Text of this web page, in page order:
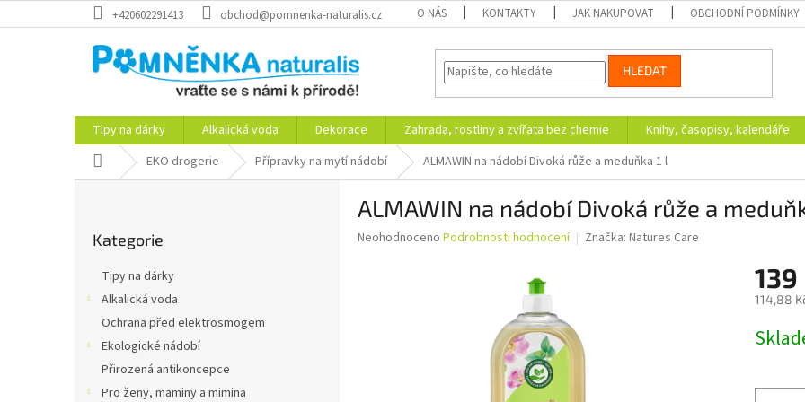
na
+420602291413 obchod@pomnenka-naturalis.cz O NÁS KONTAKTY JAK NAKUPOVAT OBCHODNÍ PODMÍNKY
HLEDAT
Tipy na dárky Alkalická voda Dekorace Zahrada, rostliny a zvířata bez chemie Knihy, časopisy, kalendáře
Domů EKO drogerie Přípravky na mytí nádobí ALMAWIN na nádobí Divoká růže a meduňka 1 l
kategorie
Kategorie
Tipy na dárky
Alkalická voda
Ochrana před elektrosmogem
Ekologické nádobí
Přirozená antikoncepce
Pro ženy, maminy a mimina
ALMAWIN na nádobí Divoká růže a
Průměrné
Neohodnoceno Podrobnosti hodnocení Značka: Natures Care
139
114,88
cena: